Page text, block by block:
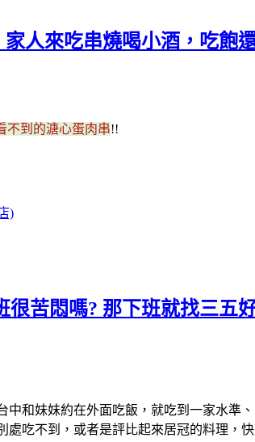
人來吃串燒喝小酒，吃飽
不到的溏心蛋肉串!!
)
苦悶嗎? 那下班就找三五
中和妹妹約在外面吃飯，就吃到一家水準
處吃不到，或者是評比起來居冠的料理，